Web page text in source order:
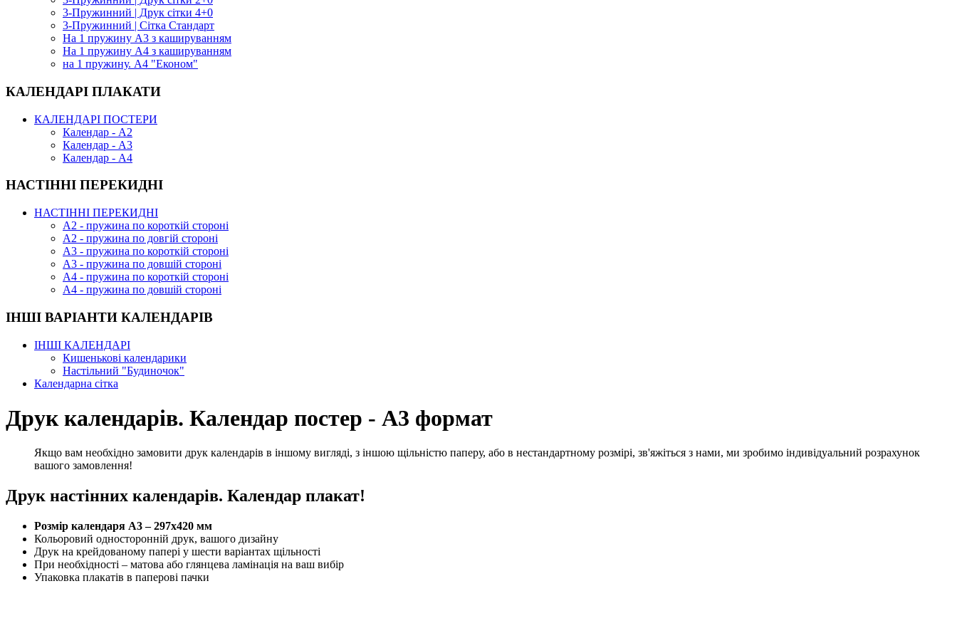
3-Пружинний | Друк сітки 4+0
3-Пружинний | Сітка Стандарт
На 1 пружину А3 з кашируванням
На 1 пружину А4 з кашируванням
на 1 пружину. А4 "Економ"
КАЛЕНДАРІ ПЛАКАТИ
КАЛЕНДАРІ ПОСТЕРИ
Календар - А2
Календар - А3
Календар - А4
НАСТІННІ ПЕРЕКИДНІ
НАСТІННІ ПЕРЕКИДНІ
А2 - пружина по короткій стороні
А2 - пружина по довгій стороні
А3 - пружина по короткій стороні
А3 - пружина по довшій стороні
А4 - пружина по короткій стороні
А4 - пружина по довшій стороні
ІНШІ ВАРІАНТИ КАЛЕНДАРІВ
ІНШІ КАЛЕНДАРІ
Кишенькові календарики
Настільний "Будиночок"
Календарна сітка
Друк календарів. Календар постер - А3 формат
Якщо вам необхідно замовити друк календарів в іншому вигляді, з іншою щільністю паперу, або в нестандартному розмірі, зв'яжіться з нами, ми зробимо індивідуальний розрахунок
вашого замовлення!
Друк настінних календарів. Календар плакат!
Розмір календаря А3 – 297x420 мм
Кольоровий односторонній друк, вашого дизайну
Друк на крейдованому папері у шести варіантах щільності
При необхідності – матова або глянцева ламінація на ваш вибір
Упаковка плакатів в паперові пачки